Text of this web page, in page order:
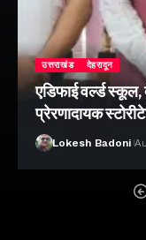
उत्तराखंड देहरादून
एडिफाई वर्ल्ड
प्रेरणादायक
Lokesh Badoni